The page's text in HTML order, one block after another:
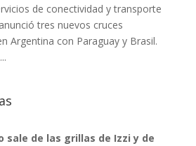
de conectividad y transporte
tres nuevos cruces
Argentina con Paraguay y Brasil.
sale de las grillas de Izzi y de